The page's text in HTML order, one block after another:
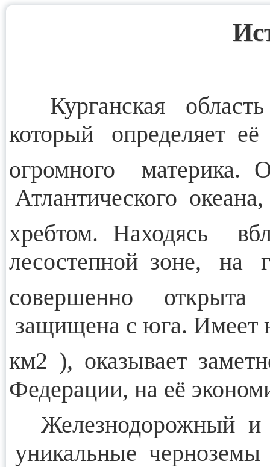
Курганская
который определяет
огромного
Атлантического
хребтом. Находясь
лесостепной зоне, на
совершенно
защищена с юга. Имеет
км2 ), оказывает
Федерации, на её
Железнодорожный и
уникальные